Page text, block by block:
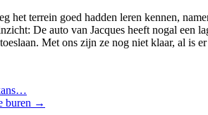
het terrein goed hadden leren kennen,
De auto van Jacques heeft nogal een
Met ons zijn ze nog niet klaar, al is
buren →